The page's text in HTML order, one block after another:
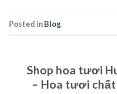
Posted inBlog
Shop hoa tươi
– Hoa tươi